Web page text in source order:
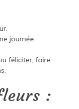
journée.
féliciter, faire
: